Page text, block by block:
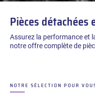
Pièces détachées
Assurez la performance et
notre offre complète de
NOTRE SÉLECTION POUR